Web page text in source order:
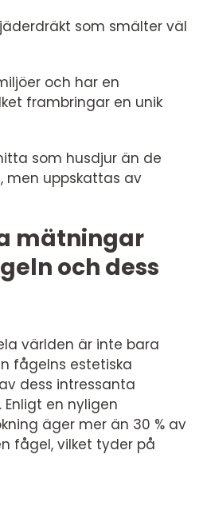
som smälter väl
och har en
frambringar en unik
som husdjur än de
men uppskattas av
mätningar
och dess
världen är inte bara
fågelns estetiska
dess intressanta
en nyligen
äger mer än 30 % av
fågel, vilket tyder på